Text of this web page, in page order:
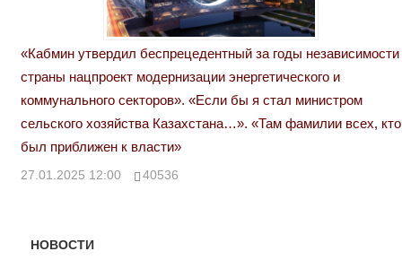
«Кабмин утвердил беспрецедентный за годы независимости
страны нацпроект модернизации энергетического и
коммунального секторов». «Если бы я стал министром
сельского хозяйства Казахстана…». «Там фамилии всех, кто
был приближен к власти»
27.01.2025 12:00 40536
НОВОСТИ